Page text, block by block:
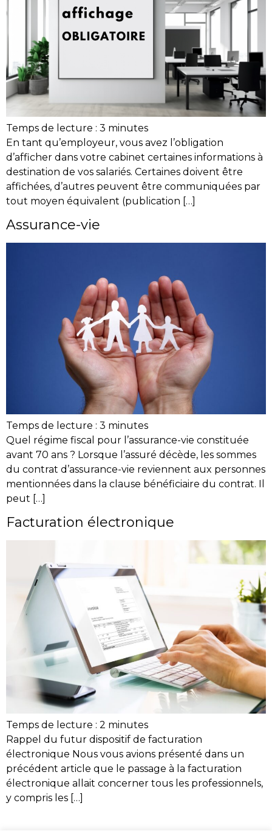
Temps de lecture : 3 minutes
En tant qu’employeur, vous avez l’obligation
d’afficher dans votre cabinet certaines informations à
destination de vos salariés. Certaines doivent être
affichées, d’autres peuvent être communiquées par
tout moyen équivalent (publication […]
Assurance-vie
Temps de lecture : 3 minutes
Quel régime fiscal pour l’assurance-vie constituée
avant 70 ans ? Lorsque l’assuré décède, les sommes
du contrat d’assurance-vie reviennent aux personnes
mentionnées dans la clause bénéficiaire du contrat. Il
peut […]
Facturation électronique
Temps de lecture : 2 minutes
Rappel du futur dispositif de facturation
électronique Nous vous avions présenté dans un
précédent article que le passage à la facturation
électronique allait concerner tous les professionnels,
y compris les […]